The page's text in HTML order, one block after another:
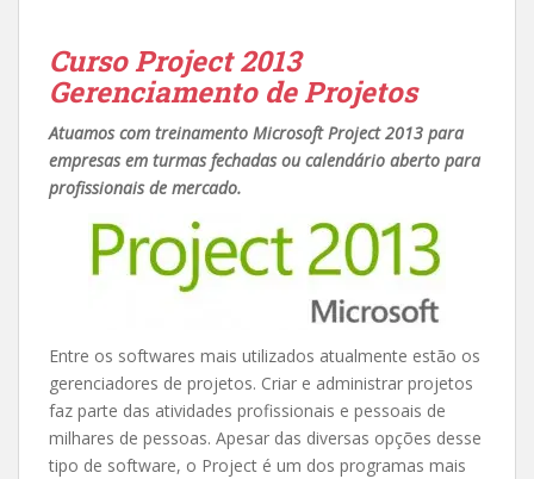
Curso Project 2013
Gerenciamento de Projetos
Atuamos com treinamento Microsoft Project 2013 para
empresas em turmas fechadas ou calendário aberto para
profissionais de mercado.
Entre os softwares mais utilizados atualmente estão os
gerenciadores de projetos. Criar e administrar projetos
faz parte das atividades profissionais e pessoais de
milhares de pessoas. Apesar das diversas opções desse
tipo de software, o Project é um dos programas mais